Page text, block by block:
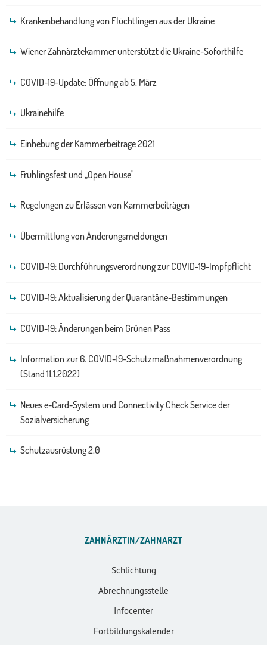
Krankenbehandlung von Flüchtlingen aus der Ukraine
Wiener Zahnärztekammer unterstützt die Ukraine-Soforthilfe
COVID-19-Update: Öffnung ab 5. März
Ukrainehilfe
Einhebung der Kammerbeiträge 2021
Frühlingsfest und „Open House"
Regelungen zu Erlässen von Kammerbeiträgen
Übermittlung von Änderungsmeldungen
COVID-19: Durchführungsverordnung zur COVID-19-Impfpflicht
COVID-19: Aktualisierung der Quarantäne-Bestimmungen
COVID-19: Änderungen beim Grünen Pass
Information zur 6. COVID-19-Schutzmaßnahmenverordnung
(Stand 11.1.2022)
Neues e-Card-System und Connectivity Check Service der
Sozialversicherung
Schutzausrüstung 2.0
ZAHNÄRZTIN/ZAHNARZT
Schlichtung
Abrechnungsstelle
Infocenter
Fortbildungskalender